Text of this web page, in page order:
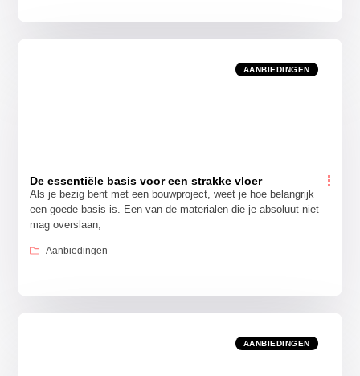
AANBIEDINGEN
De essentiële basis voor een strakke vloer
Als je bezig bent met een bouwproject, weet je hoe belangrijk
een goede basis is. Een van de materialen die je absoluut niet
mag overslaan,
Aanbiedingen
AANBIEDINGEN